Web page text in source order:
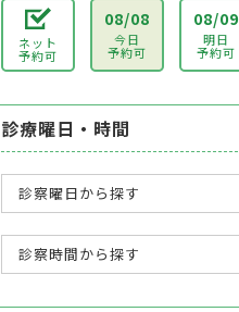
ネット
予約可
08/08
今日
予約可
08/09
明日
予約可
診療曜日・時間
診察曜日から探す
診察時間から探す